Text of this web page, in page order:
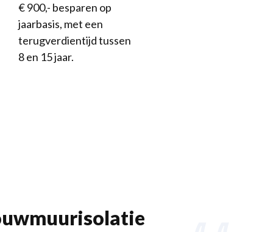
€ 900,- besparen op
jaarbasis, met een
terugverdientijd tussen
8 en 15 jaar.